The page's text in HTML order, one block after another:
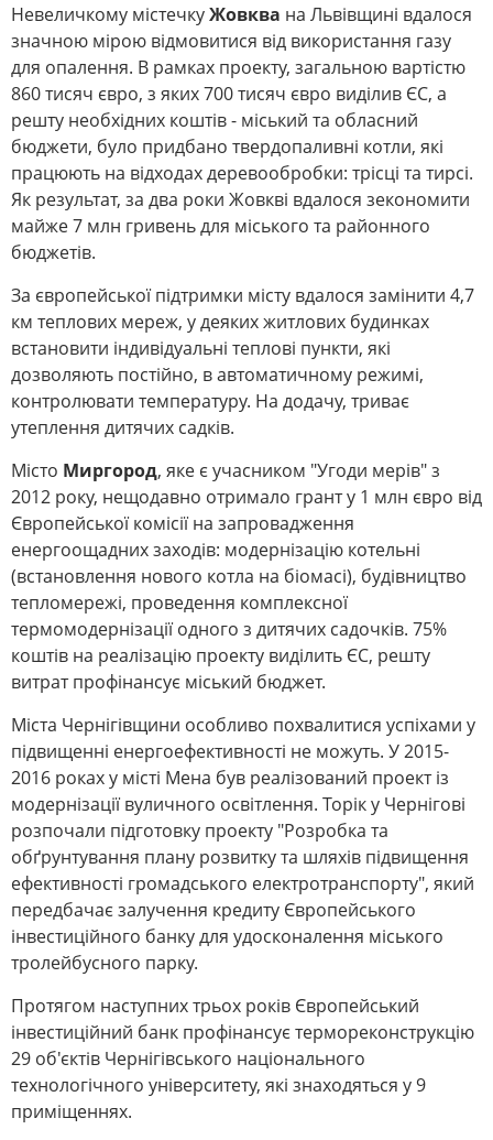
Невеличкому містечкуЖовква на Львівщині вдалося
значною мірою відмовитися від використання газу
для опалення. В рамках проекту, загальною вартістю
860 тисяч євро, з яких 700 тисяч євро виділив ЄС, а
решту необхідних коштів - міський та обласний
бюджети, було придбано твердопаливні котли, які
працюють на відходах деревообробки: трісці та тирсі.
Як результат, за два роки Жовкві вдалося зекономити
майже 7 млн гривень для міського та районного
бюджетів.
За європейської підтримки місту вдалося замінити 4,7
км теплових мереж, у деяких житлових будинках
встановити індивідуальні теплові пункти, які
дозволяють постійно, в автоматичному режимі,
контролювати температуру. На додачу, триває
утеплення дитячих садків.
Місто Миргород, яке є учасником "Угоди мерів" з
2012 року, нещодавно отримало грант у 1 млн євро від
Європейської комісії на запровадження
енергоощадних заходів: модернізацію котельні
(встановлення нового котла на біомасі), будівництво
тепломережі, проведення комплексної
термомодернізації одного з дитячих садочків. 75%
коштів на реалізацію проекту виділить ЄС, решту
витрат профінансує міський бюджет.
Міста Чернігівщини особливо похвалитися успіхами у
підвищенні енергоефективності не можуть. У 2015-
2016 роках у місті Мена був реалізований проект із
модернізації вуличного освітлення. Торік у Чернігові
розпочали підготовку проекту "Розробка та
обґрунтування плану розвитку та шляхів підвищення
ефективності громадського електротранспорту", який
передбачає залучення кредиту Європейського
інвестиційного банку для удосконалення міського
тролейбусного парку.
Протягом наступних трьох років Європейський
інвестиційний банк профінансує термореконструкцію
29 об'єктів Чернігівського національного
технологічного університету, які знаходяться у 9
приміщеннях.